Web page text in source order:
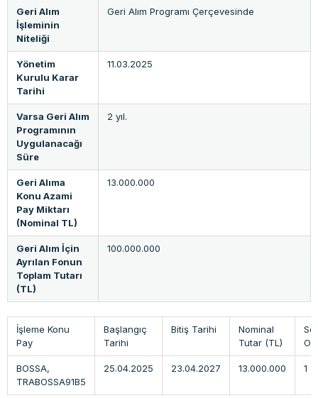
Geri Alım
İşleminin
Niteliği
Geri Alım Programı Çerçevesinde
Yönetim
Kurulu Karar
Tarihi
11.03.2025
Varsa Geri Alım
Programının
Uygulanacağı
Süre
2 yıl.
Geri Alıma
Konu Azami
Pay Miktarı
(Nominal TL)
13.000.000
Geri Alım İçin
Ayrılan Fonun
Toplam Tutarı
(TL)
100.000.000
İşleme Konu
Pay
Başlangıç
Tarihi
Bitiş Tarihi
Nominal
Tutar (TL)
BOSSA,
TRABOSSA91B5
25.04.2025 23.04.2027 13.000.000 1